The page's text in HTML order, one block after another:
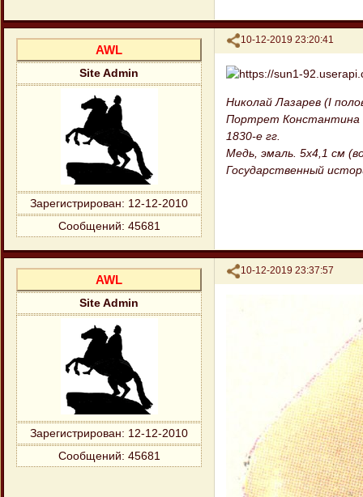
Поделиться
10-12-2019 23:20:41
AWL
Site Admin
Зарегистрирован: 12-12-2010
Сообщений: 45681
Николай Лазарев (I
Портрет Константина
1830-е гг.
Медь, эмаль. 5x4,1 см
Государственный
Поделиться
10-12-2019 23:37:57
AWL
Site Admin
Зарегистрирован: 12-12-2010
Сообщений: 45681